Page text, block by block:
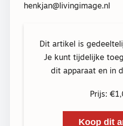
henkjan@livingimage.nl
Dit artikel is
Je kunt tijdelijke
dit apparaat en in
Prijs:
Koop dit